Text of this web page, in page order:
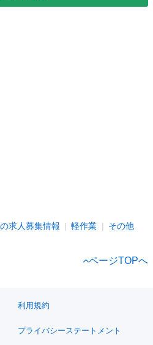
求人募集情報 軽作業 その他
ページTOPへ
利用規約
プライバシーステートメント